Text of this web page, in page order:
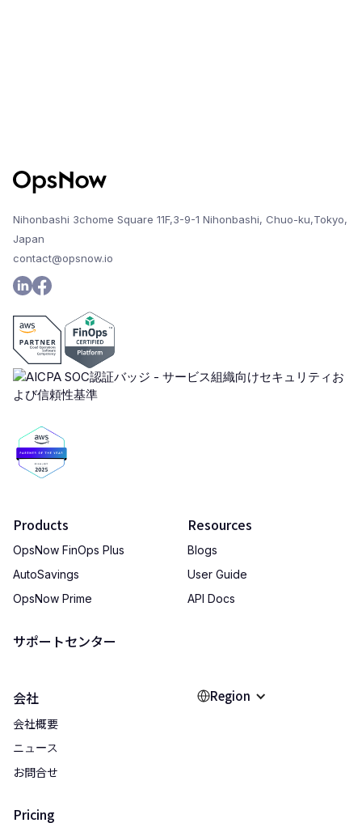
Nihonbashi 3chome Square 11F,3-9-1 Nihonbashi, Chuo-ku,Tokyo,
Japan
contact@opsnow.io
Products
OpsNow FinOps Plus
AutoSavings
OpsNow Prime
サポートセンター
Resources
Blogs
User Guide
API Docs
会社
会社概要
ニュース
お問合せ
Pricing
Region